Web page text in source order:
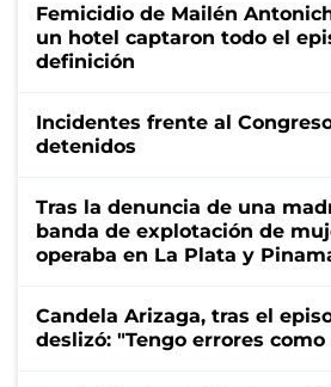
Femicidio de Mailén
un hotel captaron todo el
definición
Incidentes frente al
detenidos
Tras la denuncia de una
banda de explotación de
operaba en La Plata y
Candela Arizaga, tras el
deslizó: "Tengo errores